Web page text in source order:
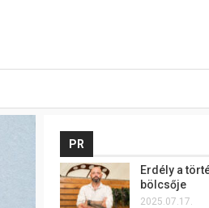
PR
Erdély a
bölcsője
2025.07.17.